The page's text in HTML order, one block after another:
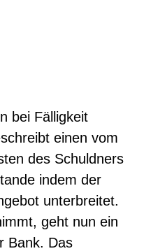
bei Fälligkeit
einen vom
des Schuldners
indem der
unterbreitet.
geht nun ein
Bank. Das